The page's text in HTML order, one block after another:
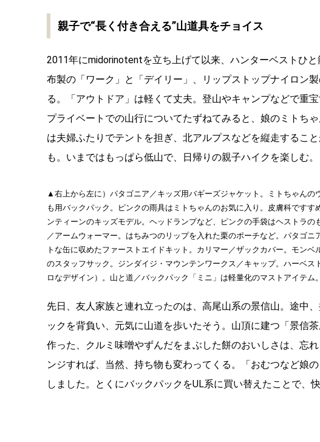
親子で“長く付き合える”山道具をチョイス
2011年にmidorinotentを立ち上げて以来、ハンターベストひ
布製の「ワーク」と「デイリー」、リップストップナイロン
る。「アウトドア」は軽くて丈夫。登山やキャンプなどで重宝
プライベートでの山行についてたずねてみると、娘のミトち
は夫婦ふたりでテントを担ぎ、北アルプスなどを縦走するこ
も。いまではもっぱら低山で、日帰りの親子ハイクを楽しむ。
▲右上から左に）パタゴニア／キッズ用バギーズジャケット。ミトちゃん
も用バックパック。ピンクの雨具はミトちゃんのお気に入り。皮膚科です
ンティーンのキッズモデル。ヘッドランプなど、ピンクの手袋はヘストラ
／アームウォーマー。はちみつのリップを入れた栗のポーチなど。パタゴ
トな缶に収めたファーストエイドキット。カリマー／ザックカバー。モン
のスタッフサック。ジンダイジ・マウンテンワークス／キャップ。ハーベ
ロなデザイン）。山と道／バックパック「ミニ」は軽量化のマストアイテム。
先日、友人家族と連れ立ったのは、高尾山系の景信山。途中
ックを背負い、元気に山道を歩いたそう。山頂に建つ「景信
作った、クルミ味噌やずんだをまぶした餅のおいしさは、忘
ンジすれば、当然、持ち物も変わってくる。「おむつなど娘
しました。とくにバックパックをUL系に買い替えたことで、